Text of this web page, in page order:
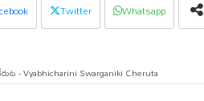
Twitter Whatsapp
- Vyabhicharini Swarganiki Cheruta